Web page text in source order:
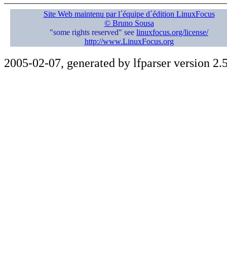
Site Web maintenu par l´équipe d´édition LinuxFocus
© Bruno Sousa
"some rights reserved" see linuxfocus.org/license/
http://www.LinuxFocus.org
2005-02-07, generated by lfparser version